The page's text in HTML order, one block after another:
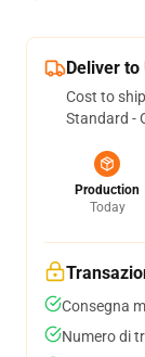
Deliver
Cost to
Standard -
Production
Today
Consegna
Numero di